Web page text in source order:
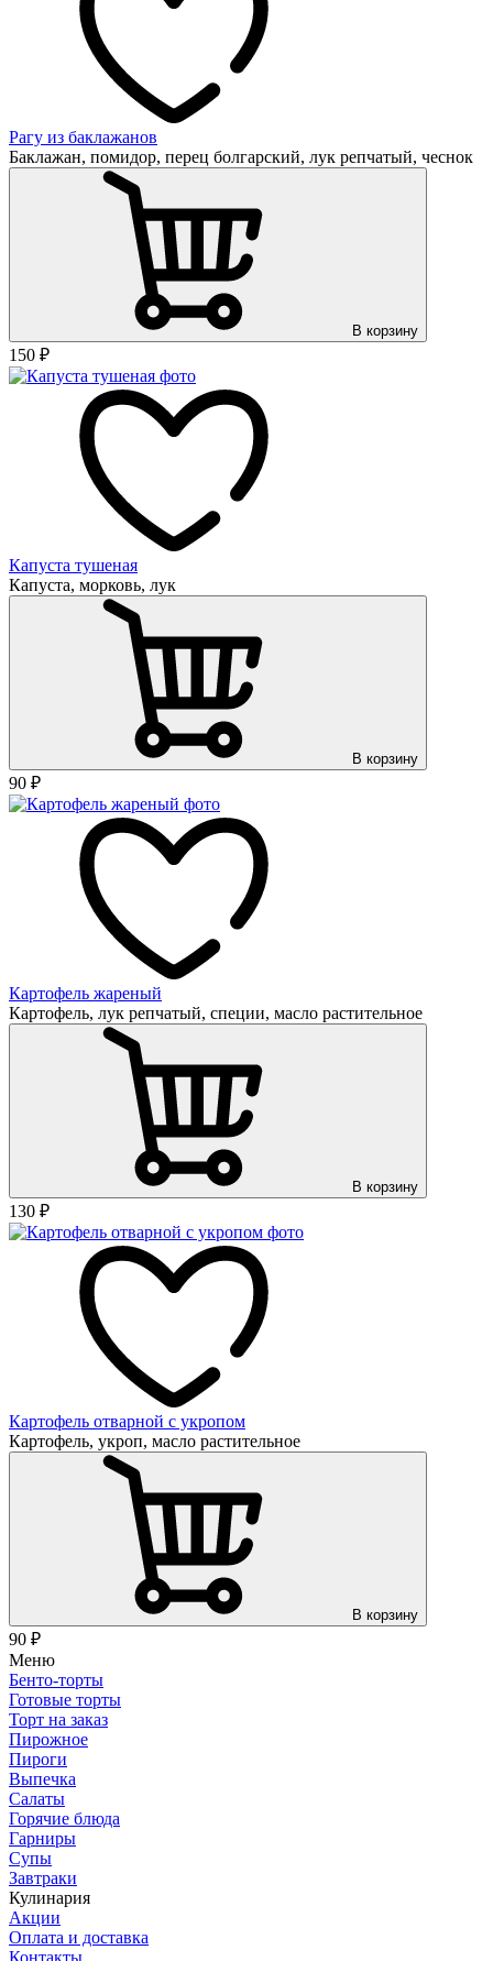
Рагу из баклажанов
Баклажан, помидор, перец болгарский, лук репчатый, чеснок
В корзину
150 ₽
Капуста тушеная
Капуста, морковь, лук
В корзину
90 ₽
Картофель жареный
Картофель, лук репчатый, специи, масло растительное
В корзину
130 ₽
Картофель отварной с укропом
Картофель, укроп, масло растительное
В корзину
90 ₽
Меню
Бенто-торты
Готовые торты
Торт на заказ
Пирожное
Пироги
Выпечка
Салаты
Горячие блюда
Гарниры
Супы
Завтраки
Кулинария
Акции
Оплата и доставка
Контакты